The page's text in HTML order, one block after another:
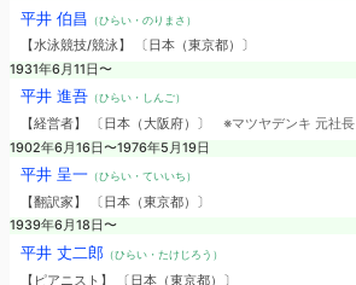
平井 伯昌 （ひらい・のりまさ）
【水泳競技/競泳】 〔日本（東京都）〕
1931年6月11日〜
平井 進吾（ひらい・しんご）
【経営者】 〔日本（大阪府）〕 ※マツヤデンキ 元社長
1902年6月16日〜1976年5月19日
平井 呈一（ひらい・ていいち）
【翻訳家】 〔日本（東京都）〕
1939年6月18日〜
平井 丈二郎（ひらい・たけじろう）
【ピアニスト】 〔日本（東京都）〕